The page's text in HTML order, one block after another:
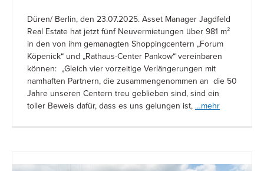
Düren/ Berlin, den 23.07.2025. Asset Manager Jagdfeld
Real Estate hat jetzt fünf Neuvermietungen über 981 m²
in den von ihm gemanagten Shoppingcentern „Forum
Köpenick“ und „Rathaus-Center Pankow“ vereinbaren
können: „Gleich vier vorzeitige Verlängerungen mit
namhaften Partnern, die zusammengenommen an die 50
Jahre unseren Centern treu geblieben sind, sind ein
toller Beweis dafür, dass es uns gelungen ist, …mehr